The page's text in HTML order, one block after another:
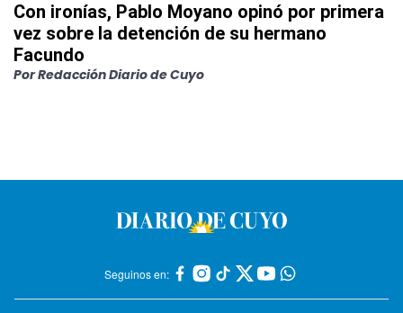
Con ironías, Pablo Moyano opinó por primera
vez sobre la detención de su hermano
Facundo
PorRedacción Diario de Cuyo
Seguinos en: